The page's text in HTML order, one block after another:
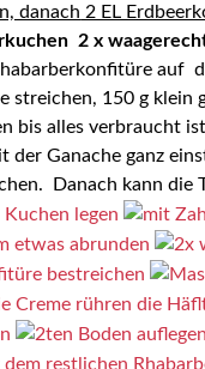
danach 2 EL
2 x
auf
streichen, 150 g klein
bis alles verbraucht
der Ganache ganz
Danach kann die